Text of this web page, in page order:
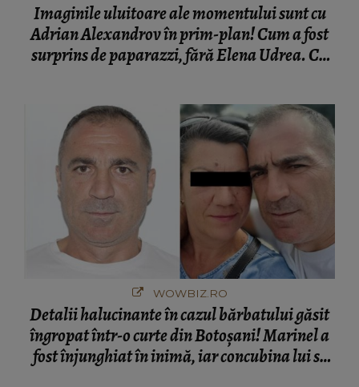
Imaginile uluitoare ale momentului sunt cu
Adrian Alexandrov în prim-plan! Cum a fost
surprins de paparazzi, fără Elena Udrea. Cu
WOWBIZ.RO
Detalii halucinante în cazul bărbatului găsit
îngropat într-o curte din Botoșani! Marinel a
fost înjunghiat în inimă, iar concubina lui se